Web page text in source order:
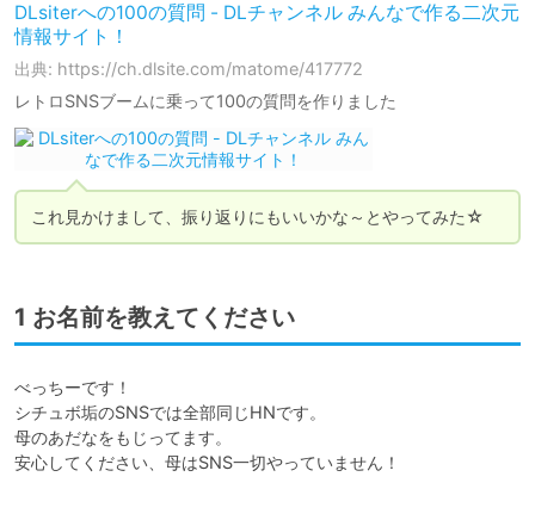
DLsiterへの100の質問 - DLチャンネル みんなで作る二次元
情報サイト！
出典: https://ch.dlsite.com/matome/417772
レトロSNSブームに乗って100の質問を作りました
これ見かけまして、振り返りにもいいかな～とやってみた☆
1 お名前を教えてください
べっちーです！
シチュボ垢のSNSでは全部同じHNです。
母のあだなをもじってます。
安心してください、母はSNS一切やっていません！